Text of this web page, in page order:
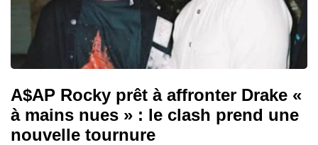
A$AP Rocky prêt à affronter Drake «
à mains nues » : le clash prend une
nouvelle tournure